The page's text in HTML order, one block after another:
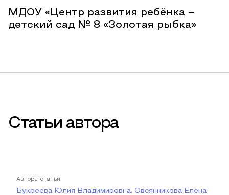
МДОУ «Центр развития ребёнка –
детский сад № 8 «Золотая рыбка»
Статьи автора
Авторы статьи
Букреева Юлия Владимировна, Овсянникова Елена